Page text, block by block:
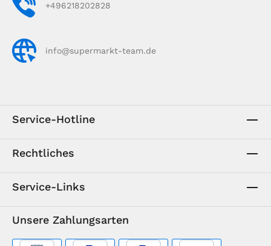
+496218202828
info@supermarkt-team.de
Service-Hotline
Rechtliches
Service-Links
Unsere Zahlungsarten